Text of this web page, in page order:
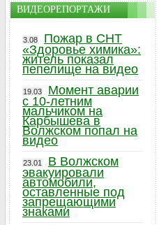
ВИДЕОРЕПОРТАЖИ
3.08
Пожар в СНТ
«Здоровье химика»:
житель показал
пепелище на видео
19.03
Момент аварии
с 10-летним
мальчиком на
Карбышева в
Волжском попал на
видео
23.01
В Волжском
эвакуировали
автомобили,
оставленные под
запрещающими
знаками